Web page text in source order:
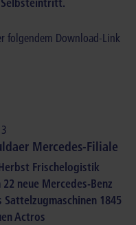
folgendem Download-Link
Mercedes-Filiale
Frischelogistik
neue Mercedes-Benz
Sattelzugmaschinen 1845
Actros